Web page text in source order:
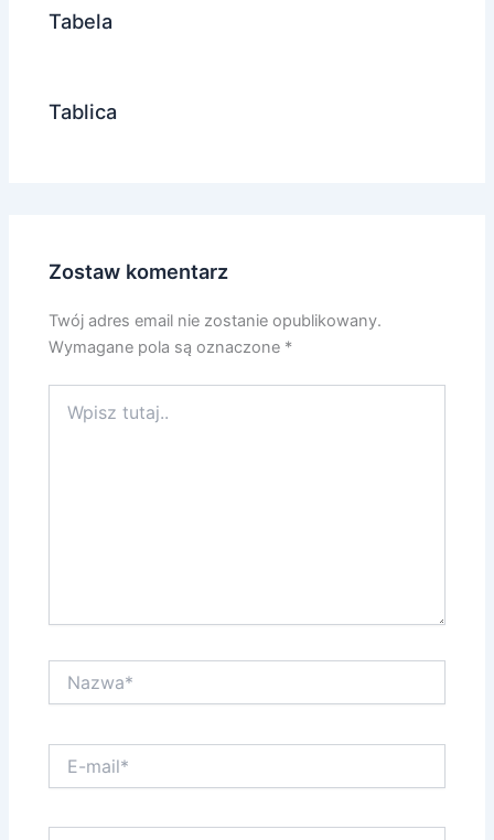
Tabela
Tablica
Zostaw komentarz
Twój adres email nie zostanie opublikowany.
Wymagane pola są oznaczone *
tutaj..
mail*